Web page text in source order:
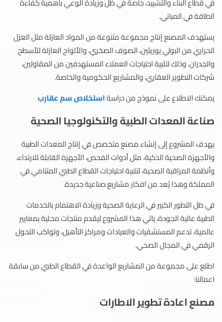
الطاقة في المباني.
يستهدف المصنع إنتاج مجموعة متنوعة من المواد العازلة مثل العزل
الحراري من البولي يوريثين، الصوف الصخري، والألواح العازلة للأسطح
والجدران. وذلك لتلبية احتياجات العملاء المستهدفين من المقاولين،
شركات التطوير العقاري، والمشاريع الحكومية والخاصة.
يمكنك الاطلاع على نموذج من دراسةاستخلاص سم عقارب
صناعة المعدات الطبية والتكنولوجيا الصحية
يهدف المشروع إلى إنشاء مصنع متخصص في إنتاج المعدات الطبية
والأجهزة الصحية الذكية، مثل أدوات الفحص، الأجهزة القابلة للارتداء،
وأنظمة المراقبة الصحية، لتلبية احتياجات القطاع الطبي المتنامي في
المملكة وهذا يُعد من افكار مشاريع صناعية جديدة.
في ظل التطور الكبير في الرعاية الصحية وزيادة الاهتمام بالخدمات
الطبية عالية الجودة، ياتي هذا المشروع ليقدم منتجات محلية بمعايير
عالمية، تدعم المستشفيات والعيادات ومراكز التأهيل، وتواكب التحول
الرقمي في المجال الصحي.
اطلع على مجموعة من المشاريع الواعدة في القطاع الطبي من سابقة
اعمالنا:
مصنع اعادة تطوير الاطارات